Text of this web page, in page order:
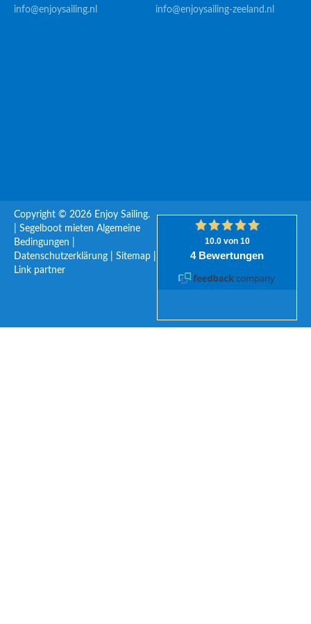
info@enjoysailing.nl
info@enjoysailing-zeeland.nl
Copyright © 2026 Enjoy Sailing.
Segelboot mieten Algemeine
Bedingungen
Datenschutzerklärung
Sitemap
Link partner